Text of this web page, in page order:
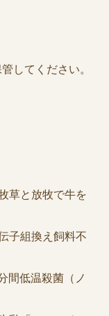
してください。
草と放牧で牛を
子組換え飼料不
間低温殺菌（ノ